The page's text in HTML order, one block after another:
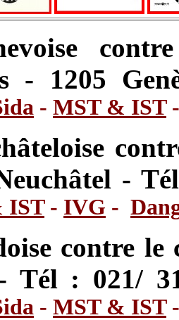
- 1205
- MST & IST
-
IST- IVG -
contre le
Tél : 021/
- MST & IST